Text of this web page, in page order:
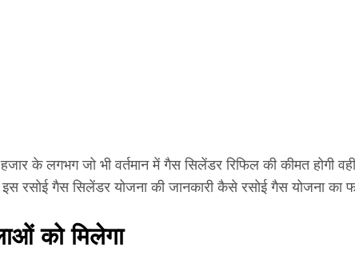
के लगभग जो भी वर्तमान में गैस सिलेंडर रिफिल की कीमत होगी
रसोई गैस सिलेंडर योजना की जानकारी कैसे रसोई गैस योजना
को मिलेगा